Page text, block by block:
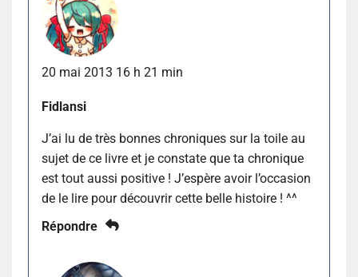
20 mai 2013 16 h 21 min
Fidlansi
J’ai lu de très bonnes chroniques sur la toile au
sujet de ce livre et je constate que ta chronique
est tout aussi positive ! J’espère avoir l’occasion
de le lire pour découvrir cette belle histoire ! ^^
Répondre